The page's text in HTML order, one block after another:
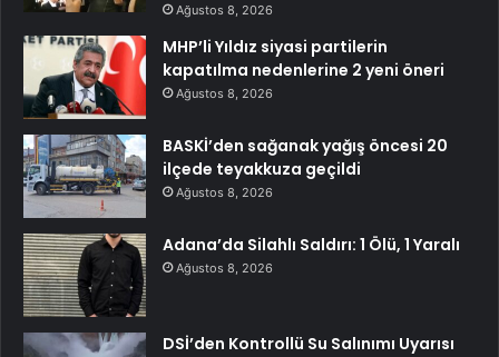
Ağustos 8, 2026
MHP’li Yıldız siyasi partilerin
kapatılma nedenlerine 2 yeni öneri
Ağustos 8, 2026
BASKİ’den sağanak yağış öncesi 20
ilçede teyakkuza geçildi
Ağustos 8, 2026
Adana’da Silahlı Saldırı: 1 Ölü, 1 Yaralı
Ağustos 8, 2026
DSİ’den Kontrollü Su Salınımı Uyarısı